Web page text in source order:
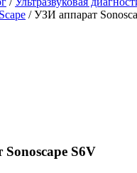
/УЗИ аппарат
S6V